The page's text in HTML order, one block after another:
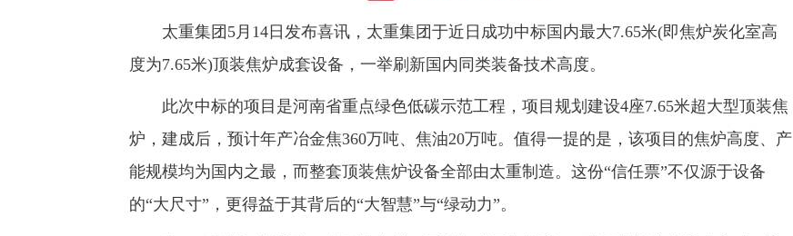
太重集团5月14日发布喜讯，太重集团于近日成功中标国内最大7.65米(即焦炉炭化室高
度为7.65米)顶装焦炉成套设备，一举刷新国内同类装备技术高度。
此次中标的项目是河南省重点绿色低碳示范工程，项目规划建设4座7.65米超大型顶装焦
炉，建成后，预计年产冶金焦360万吨、焦油20万吨。值得一提的是，该项目的焦炉高度、产
能规模均为国内之最，而整套顶装焦炉设备全部由太重制造。这份“信任票”不仅源于设备
的“大尺寸”，更得益于其背后的“大智慧”与“绿动力”。